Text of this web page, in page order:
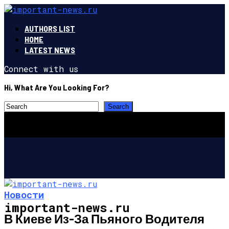
AUTHORS LIST
HOME
LATEST NEWS
Connect with us
Hi, What Are You Looking For?
important-news.ru
Новости
В Киеве Из-За Пьяного Водителя